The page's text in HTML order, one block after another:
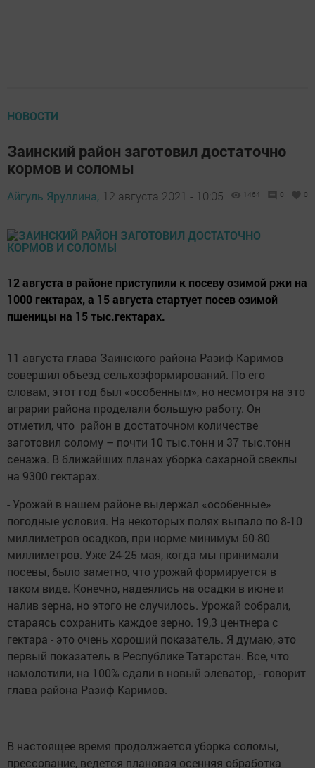
НОВОСТИ
Заинский район заготовил достаточно
кормов и соломы
Айгуль Яруллина, 12 августа 2021 - 10:05 1464 0 0
12 августа в районе приступили к посеву озимой ржи на
1000 гектарах, а 15 августа стартует посев озимой
пшеницы на 15 тыс.гектарах.
11 августа глава Заинского района Разиф Каримов
совершил объезд сельхозформирований. По его
словам, этот год был «особенным», но несмотря на это
аграрии района проделали большую работу. Он
отметил, что район в достаточном количестве
заготовил солому – почти 10 тыс.тонн и 37 тыс.тонн
сенажа. В ближайших планах уборка сахарной свеклы
на 9300 гектарах.
- Урожай в нашем районе выдержал «особенные»
погодные условия. На некоторых полях выпало по 8-10
миллиметров осадков, при норме минимум 60-80
миллиметров. Уже 24-25 мая, когда мы принимали
посевы, было заметно, что урожай формируется в
таком виде. Конечно, надеялись на осадки в июне и
налив зерна, но этого не случилось. Урожай собрали,
стараясь сохранить каждое зерно. 19,3 центнера с
гектара - это очень хороший показатель. Я думаю, это
первый показатель в Республике Татарстан. Все, что
намолотили, на 100% сдали в новый элеватор, - говорит
глава района Разиф Каримов.
В настоящее время продолжается уборка соломы,
прессование, ведется плановая осенняя обработка